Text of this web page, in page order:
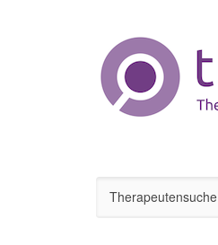
Therapeutensuche